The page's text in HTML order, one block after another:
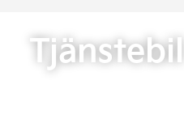
Tjänstebil